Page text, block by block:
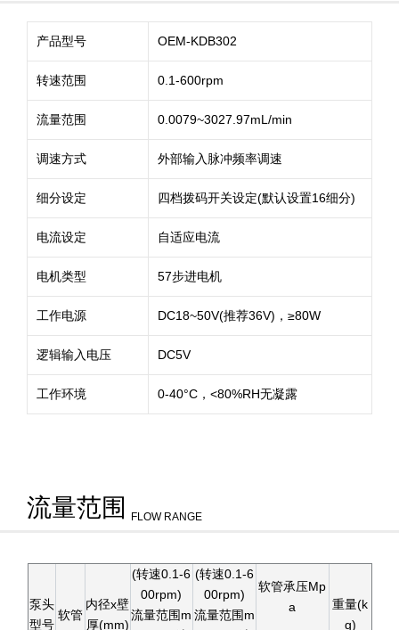
产品型号 OEM-KDB302
转速范围 0.1-600rpm
流量范围 0.0079~3027.97mL/min
调速方式 外部输入脉冲频率调速
细分设定 四档拨码开关设定(默认设置16细分)
电流设定 自适应电流
电机类型 57步进电机
工作电源 DC18~50V(推荐36V)，≥80W
逻辑输入电压 DC5V
工作环境 0-40°C，<80%RH无凝露
流量范围 FLOW RANGE
泵头
型号
软管
内径x壁
厚(mm)
(转速0.1-6
00rpm)
流量范围m
(转速0.1-6
00rpm)
流量范围m
软管承压Mp
a
重量(k
g)